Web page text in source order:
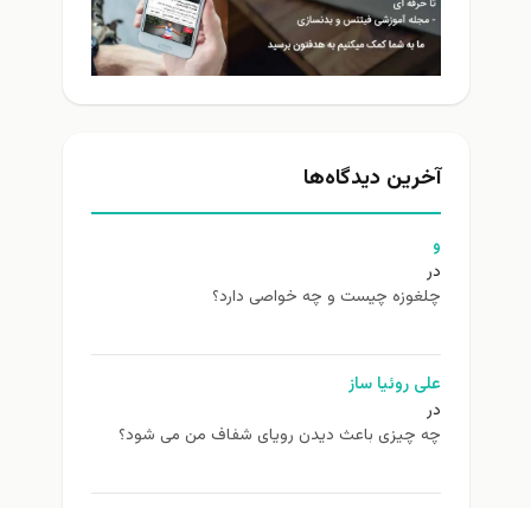
آخرین دیدگاه‌ها
و
در
چلغوزه چیست و چه خواصی دارد؟
علی روئیا ساز
در
چه چیزی باعث دیدن رویای شفاف من می شود؟